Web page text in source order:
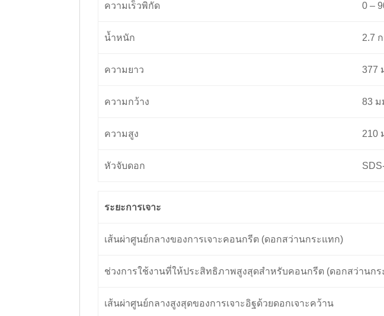
ความเร็วพิกัด 0 –
น้ำหนัก 2.7
ความยาว 377
ความกว้าง 83 ม
ความสูง 210
หัวจับดอก
ระยะการเจาะ
เส้นผ่าศูนย์กลางของการเจาะคอนกรีต (ดอกสว่านกระแทก)
ช่วงการใช้งานที่ให้ประสิทธิภาพสูงสุดสำหรับคอนกรีต (ดอกสว่านกร
เส้นผ่าศูนย์กลางสูงสุดของการเจาะอิฐด้วยดอกเจาะคว้าน